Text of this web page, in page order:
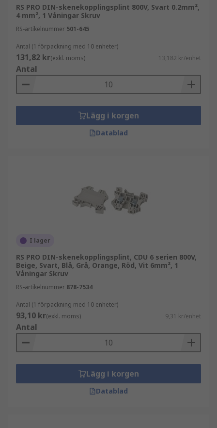
RS PRO DIN-skenekopplingsplint 800V, Svart 0.2mm²,
4 mm², 1 Våningar Skruv
RS-artikelnummer 501-645
Antal (1 förpackning med 10 enheter)
131,82 kr(exkl. moms) 13,182 kr/enhet
Antal
Lägg i korgen
Datablad
I lager
RS PRO DIN-skenekopplingsplint, CDU 6 serien 800V,
Beige, Svart, Blå, Grå, Orange, Röd, Vit 6mm², 1
Våningar Skruv
RS-artikelnummer 878-7534
Antal (1 förpackning med 10 enheter)
93,10 kr(exkl. moms) 9,31 kr/enhet
Antal
Lägg i korgen
Datablad